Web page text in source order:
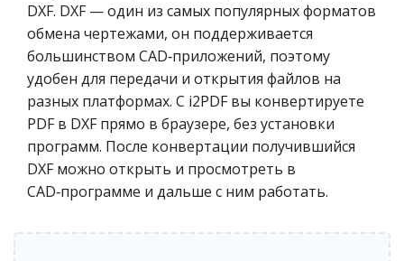
DXF. DXF — один из самых популярных форматов
обмена чертежами, он поддерживается
большинством CAD‑приложений, поэтому
удобен для передачи и открытия файлов на
разных платформах. С i2PDF вы конвертируете
PDF в DXF прямо в браузере, без установки
программ. После конвертации получившийся
DXF можно открыть и просмотреть в
CAD‑программе и дальше с ним работать.